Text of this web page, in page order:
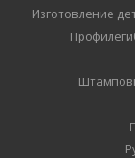
Изготовление